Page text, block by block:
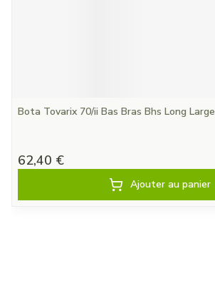
Bota Tovarix 70/ii Bas Bras Bhs Long Large
62,40 €
Ajouter au panier